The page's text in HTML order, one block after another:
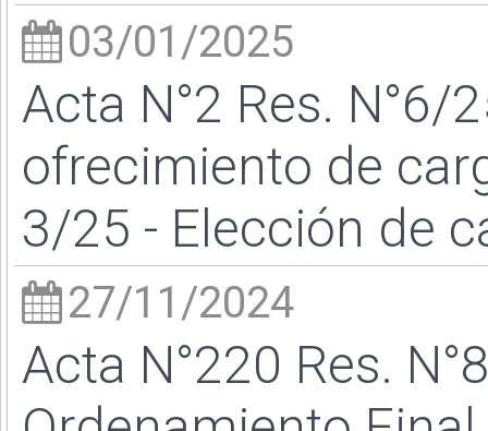
03/01/2025
Acta N°2 Res. N°6/
ofrecimiento de
3/25 - Elección de
27/11/2024
Acta N°220 Res.